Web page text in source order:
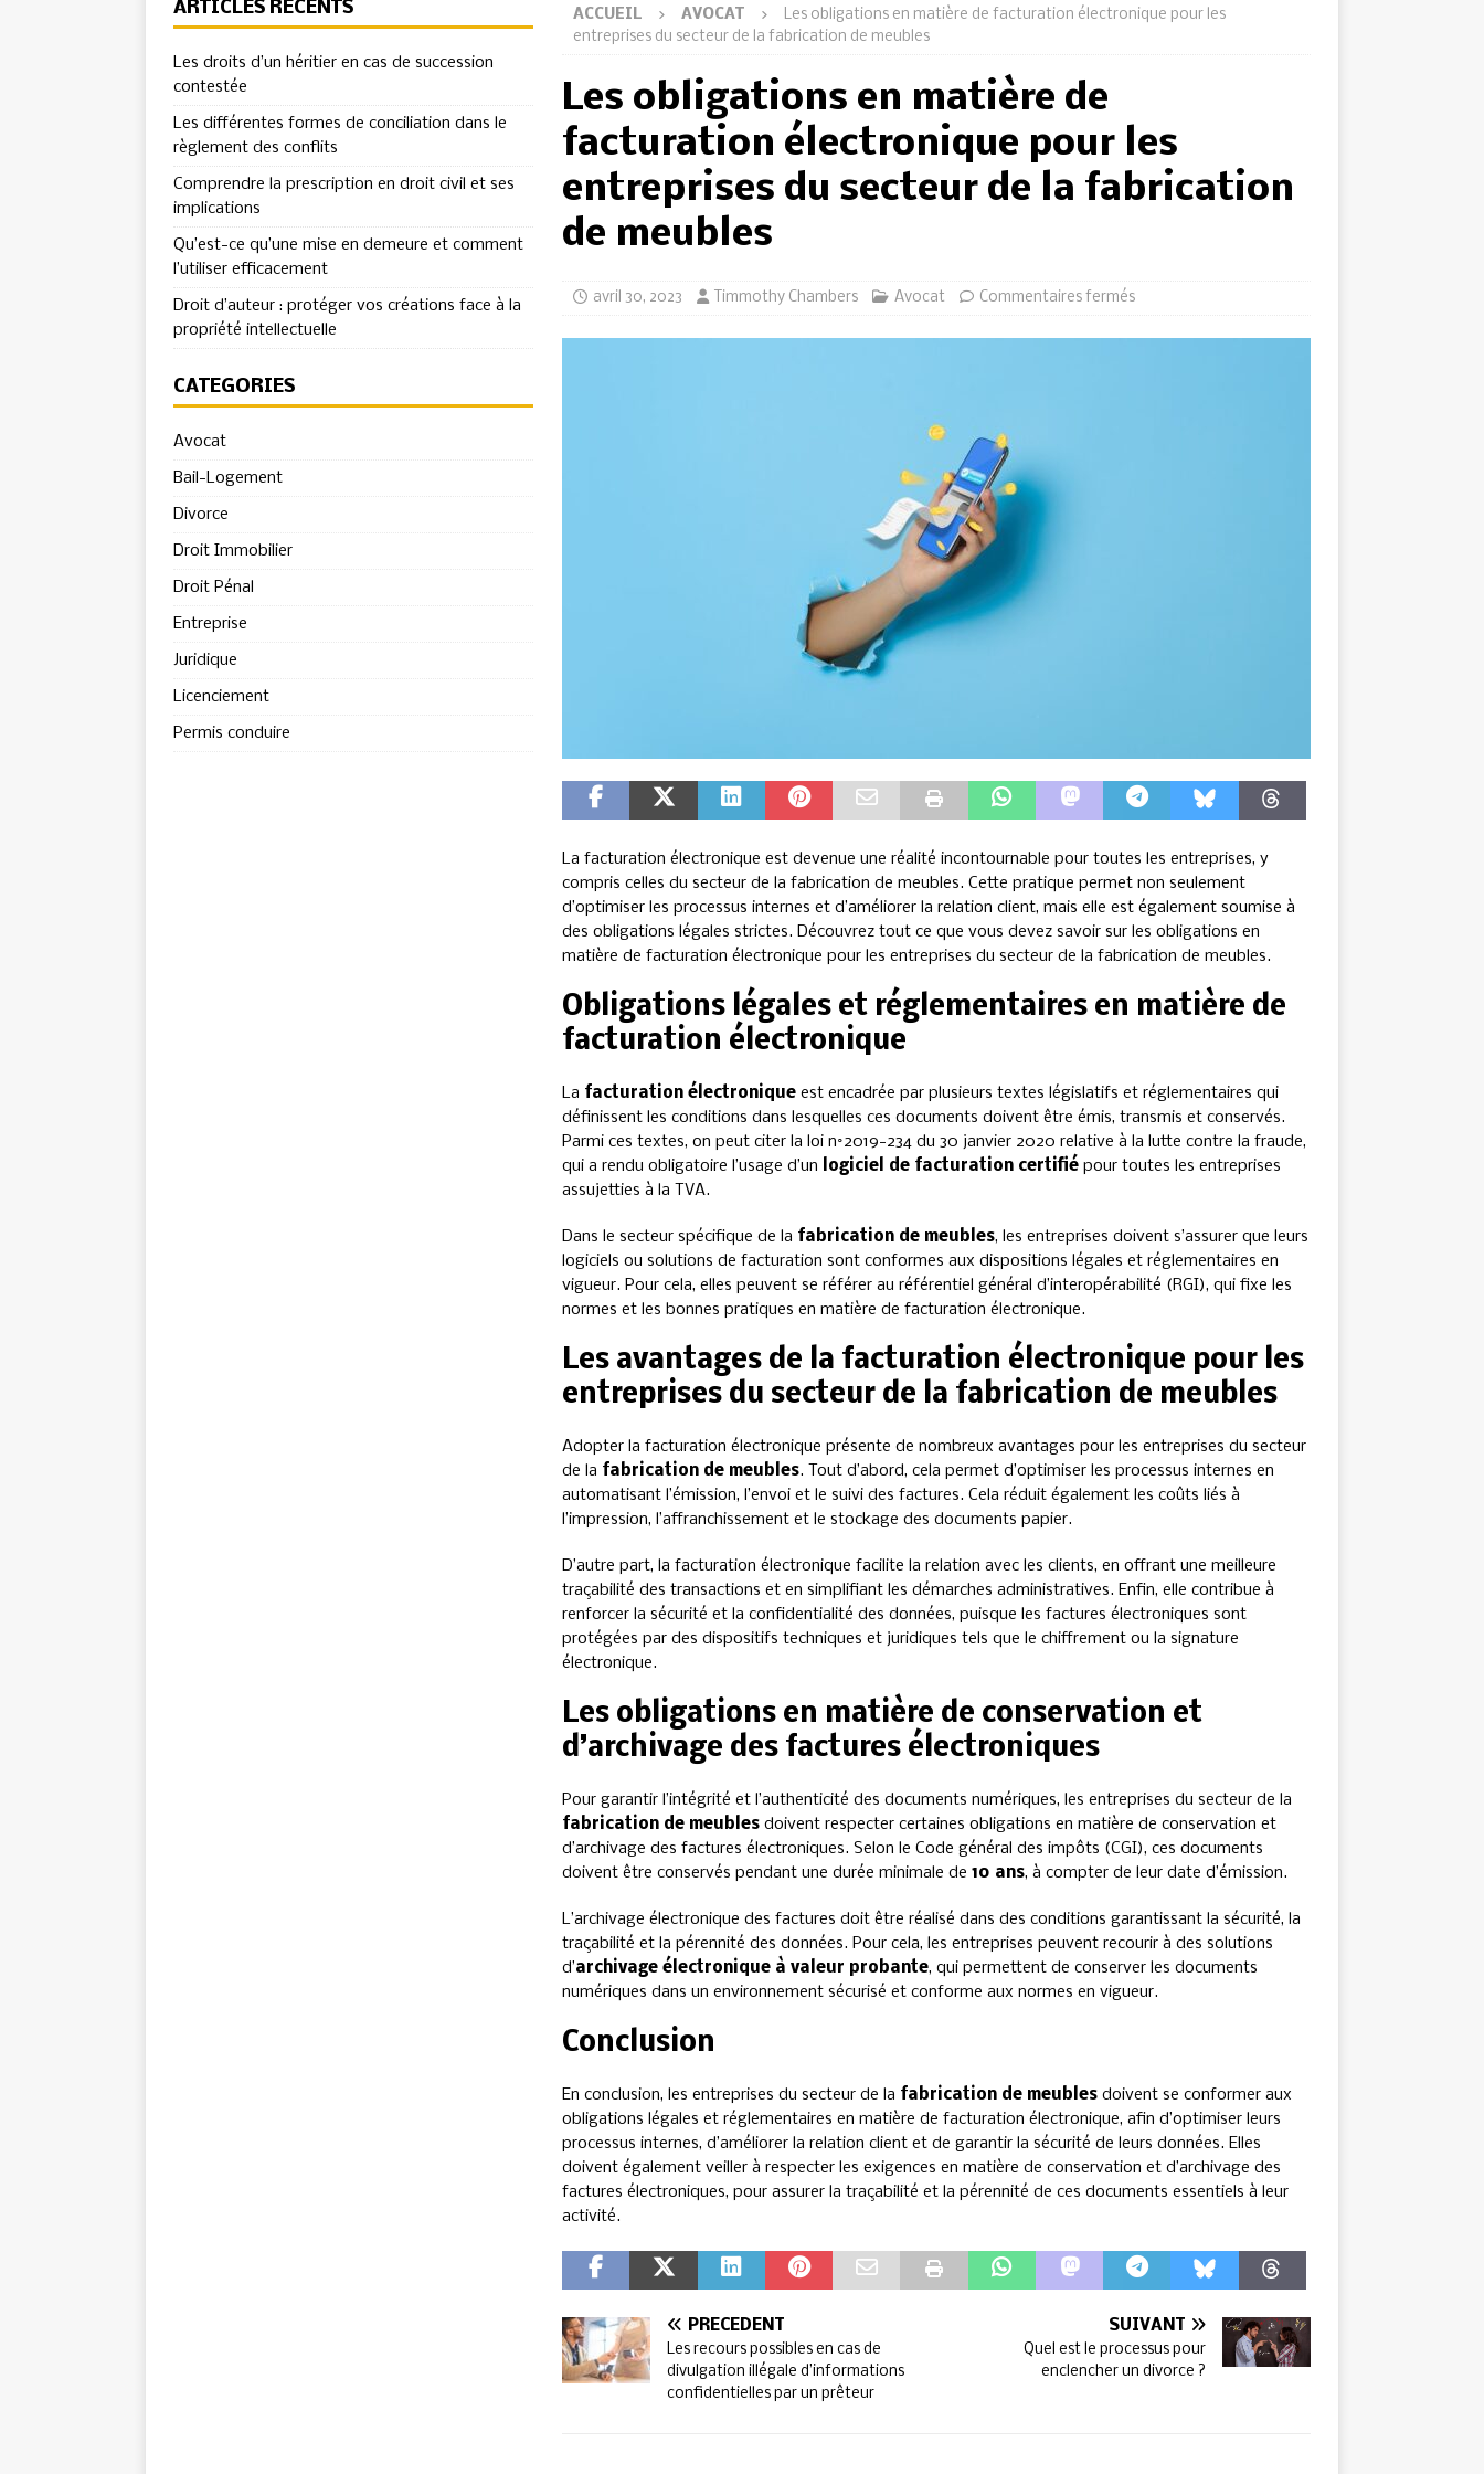
ACCUEIL AVOCAT
Les obligations en matière de facturation électronique pour les
entreprises du secteur de la fabrication de meubles
Les obligations en matière de
facturation électronique pour les
entreprises du secteur de la fabrication
de meubles
avril 30, 2023 Timmothy Chambers Avocat Commentaires fermés
La facturation électronique est devenue une réalité incontournable pour toutes les entreprises, y
compris celles du secteur de la fabrication de meubles. Cette pratique permet non seulement
d’optimiser les processus internes et d’améliorer la relation client, mais elle est également soumise à
des obligations légales strictes. Découvrez tout ce que vous devez savoir sur les obligations en
matière de facturation électronique pour les entreprises du secteur de la fabrication de meubles.
Obligations légales et réglementaires en matière de
facturation électronique
La facturation électroniqueest encadrée par plusieurs textes législatifs et réglementaires qui
définissent les conditions dans lesquelles ces documents doivent être émis, transmis et conservés.
Parmi ces textes, on peut citer la loi n°2019-234 du 30 janvier 2020 relative à la lutte contre la fraude,
qui a rendu obligatoire l’usage d’un
logiciel de facturation certifiépour toutes les entreprises
assujetties à la TVA.
Dans le secteur spécifique de la fabrication de meubles, les entreprises doivent s’assurer que leurs
logiciels ou solutions de facturation sont conformes aux dispositions légales et réglementaires en
vigueur. Pour cela, elles peuvent se référer au référentiel général d’interopérabilité (RGI), qui fixe les
normes et les bonnes pratiques en matière de facturation électronique.
Les avantages de la facturation électronique pour les
entreprises du secteur de la fabrication de meubles
Adopter la facturation électronique présente de nombreux avantages pour les entreprises du secteur
de la fabrication de meubles. Tout d’abord, cela permet d’optimiser les processus internes en
automatisant l’émission, l’envoi et le suivi des factures. Cela réduit également les coûts liés à
l’impression, l’affranchissement et le stockage des documents papier.
D’autre part, la facturation électronique facilite la relation avec les clients, en offrant une meilleure
traçabilité des transactions et en simplifiant les démarches administratives. Enfin, elle contribue à
renforcer la sécurité et la confidentialité des données, puisque les factures électroniques sont
protégées par des dispositifs techniques et juridiques tels que le chiffrement ou la signature
électronique.
Les obligations en matière de conservation et
d’archivage des factures électroniques
Pour garantir l’intégrité et l’authenticité des documents numériques, les entreprises du secteur de la
fabrication de meublesdoivent respecter certaines obligations en matière de conservation et
d’archivage des factures électroniques. Selon le Code général des impôts (CGI), ces documents
doivent être conservés pendant une durée minimale de 10 ans, à compter de leur date d’émission.
L’archivage électronique des factures doit être réalisé dans des conditions garantissant la sécurité, la
traçabilité et la pérennité des données. Pour cela, les entreprises peuvent recourir à des solutions
d’archivage électronique à valeur probante, qui permettent de conserver les documents
numériques dans un environnement sécurisé et conforme aux normes en vigueur.
Conclusion
En conclusion, les entreprises du secteur de la fabrication de meublesdoivent se conformer aux
obligations légales et réglementaires en matière de facturation électronique, afin d’optimiser leurs
processus internes, d’améliorer la relation client et de garantir la sécurité de leurs données. Elles
doivent également veiller à respecter les exigences en matière de conservation et d’archivage des
factures électroniques, pour assurer la traçabilité et la pérennité de ces documents essentiels à leur
activité.
PRÉCÉDENT
Les recours possibles en cas de
divulgation illégale d’informations
confidentielles par un prêteur
SUIVANT
Quel est le processus pour
enclencher un divorce ?
ARTICLES RÉCENTS
Les droits d’un héritier en cas de succession
contestée
Les différentes formes de conciliation dans le
règlement des conflits
Comprendre la prescription en droit civil et ses
implications
Qu’est-ce qu’une mise en demeure et comment
l’utiliser efficacement
Droit d’auteur : protéger vos créations face à la
propriété intellectuelle
CATÉGORIES
Avocat
Bail-Logement
Divorce
Droit Immobilier
Droit Pénal
Entreprise
Juridique
Licenciement
Permis conduire